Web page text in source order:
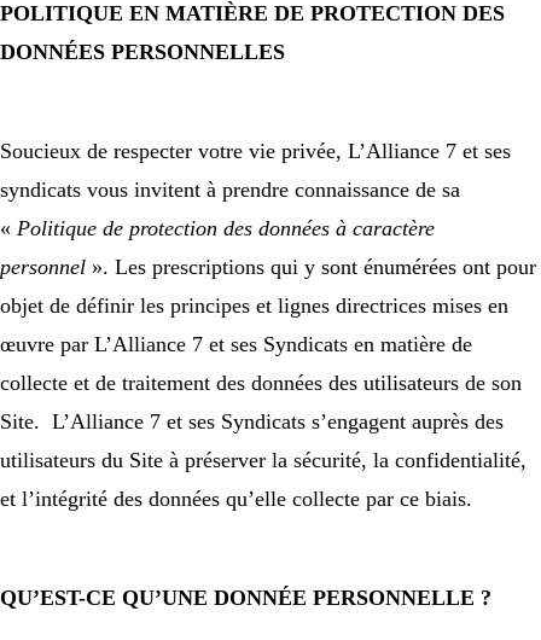
POLITIQUE EN MATIÈRE DE PROTECTION DES
DONNÉES PERSONNELLES
Soucieux de respecter votre vie privée, L’Alliance 7 et ses
syndicats vous invitent à prendre connaissance de sa
« Politique de protection des données à caractère
personnel ». Les prescriptions qui y sont énumérées ont pour
objet de définir les principes et lignes directrices mises en
œuvre par L’Alliance 7 et ses Syndicats en matière de
collecte et de traitement des données des utilisateurs de son
Site. L’Alliance 7 et ses Syndicats s’engagent auprès des
utilisateurs du Site à préserver la sécurité, la confidentialité,
et l’intégrité des données qu’elle collecte par ce biais.
QU’EST-CE QU’UNE DONNÉE PERSONNELLE ?